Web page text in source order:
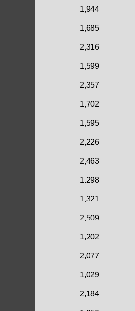
1,944
1,685
2,316
1,599
2,357
1,702
1,595
2,226
2,463
1,298
1,321
2,509
1,202
2,077
1,029
2,184